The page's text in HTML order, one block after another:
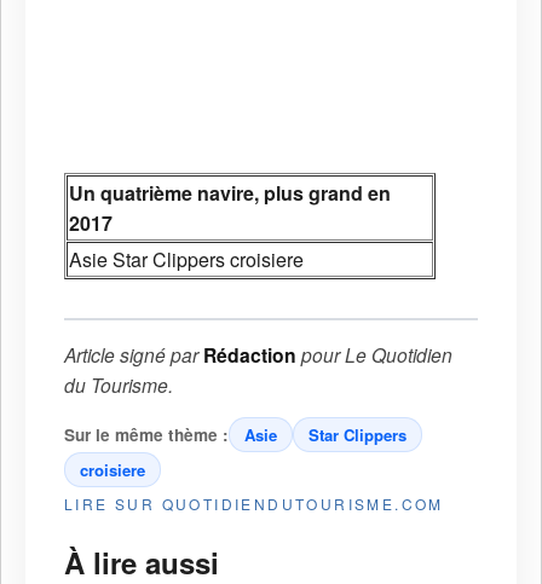
Un quatrième navire, plus grand en
2017
AsieStar Clipperscroisiere
Article signé parRédaction pourLe Quotidien
du Tourisme.
Sur le même thème : Asie
Star Clippers
croisiere
LIRE SUR QUOTIDIENDUTOURISME.COM
À lire aussi